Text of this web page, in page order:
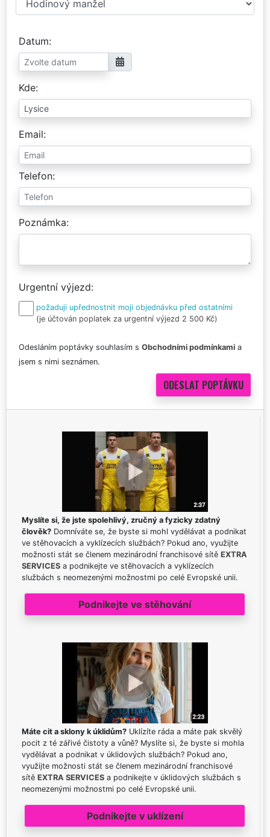
Datum
Kde
Email
Telefon
Poznámka
Urgentní výjezd
požaduji upřednostnit moji objednávku před ostatními
(je účtován poplatek za urgentní výjezd 2 500 Kč)
Odesláním poptávky souhlasím s Obchodními podmínkami a
jsem s nimi seznámen.
Myslíte si, že jste spolehlivý, zručný a fyzicky zdatný
člověk? Domníváte se, že byste si mohl vydělávat a podnikat
ve stěhovacích a vyklízecích službách? Pokud ano, využijte
možnosti stát se členem mezinárodní franchisové sítě EXTRA
SERVICES a podnikejte ve stěhovacích a vyklízecích
službách s neomezenými možnostmi po celé Evropské unii.
Podnikejte ve stěhování
Máte cit a sklony k úklidům? Uklízíte ráda a máte pak skvělý
pocit z té zářivé čistoty a vůně? Myslíte si, že byste si mohla
vydělávat a podnikat v úklidových službách? Pokud ano,
využijte možnosti stát se členem mezinárodní franchisové
sítě EXTRA SERVICES a podnikejte v úklidových službách s
neomezenými možnostmi po celé Evropské unii.
Podnikejte v uklízení